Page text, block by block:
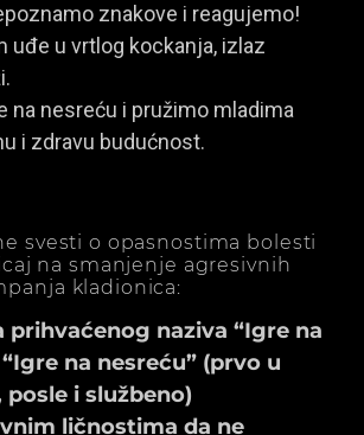
znakove i reagujemo!
uđe u vrtlog kockanja, izlaz
na nesreću i pružimo mladima
i zdravu budućnost.
svesti o opasnostima bolesti
na smanjenje agresivnih
kladionica:
prihvaćenog naziva “Igre na
na nesreću” (prvo u
i službeno)
ličnostima da ne